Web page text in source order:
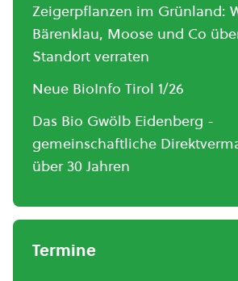
Zeigerpflanzen im Grünland:
Bärenklau, Moose und Co
Standort verraten
Neue BioInfo Tirol 1/26
Das Bio Gwölb Eidenberg -
gemeinschaftliche
über 30 Jahren
Termine